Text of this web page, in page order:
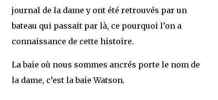
journal de la dame y ont été retrouvés par un
bateau qui passait par là, ce pourquoi l’on a
connaissance de cette histoire.
La baie où nous sommes ancrés porte le nom de
la dame, c’est la baie Watson.